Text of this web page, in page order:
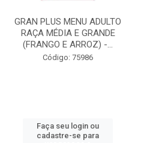
GRAN PLUS MENU ADULTO
RAÇA MÉDIA E GRANDE
(FRANGO E ARROZ) -...
Código: 75986
Faça seu login ou
cadastre-se para